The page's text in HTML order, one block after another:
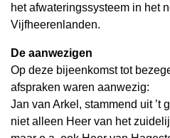
het afwateringssysteem in het
Vijfheerenlanden.
De aanwezigen
Op deze bijeenkomst tot
afspraken waren aanwezig:
Jan van Arkel, stammend uit ’t
niet alleen Heer van het